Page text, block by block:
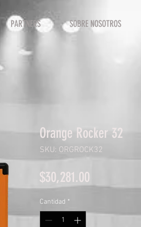
PARTNERS SOBRE NOSOTROS
Orange Rocker 32
SKU: ORGROCK32
$30,281.00
Cantidad *